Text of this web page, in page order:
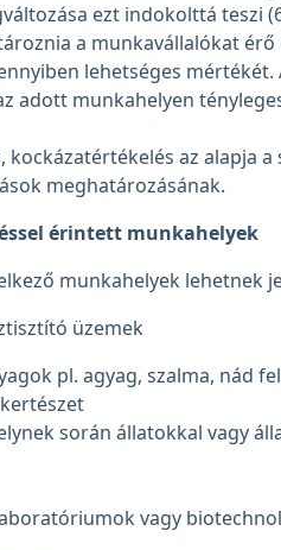
ezt indokolttá teszi
a munkavállalókat érő
lehetséges
adott munkahelyen
az alapja
meghatározásának.
érintett munkahelyek
munkahelyek lehetnek
üzemek
pl. agyag, szalma, nád
során állatokkal vagy
vagy